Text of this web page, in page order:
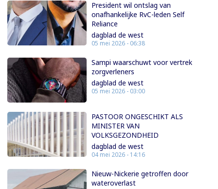
President wil ontslag van
onafhankelijke RvC-leden Self
Reliance
dagblad de west
05 mei 2026 - 06:38
Sampi waarschuwt voor vertrek
zorgverleners
dagblad de west
05 mei 2026 - 03:00
PASTOOR ONGESCHIKT ALS
MINISTER VAN
VOLKSGEZONDHEID
dagblad de west
04 mei 2026 - 14:16
Nieuw-Nickerie getroffen door
wateroverlast